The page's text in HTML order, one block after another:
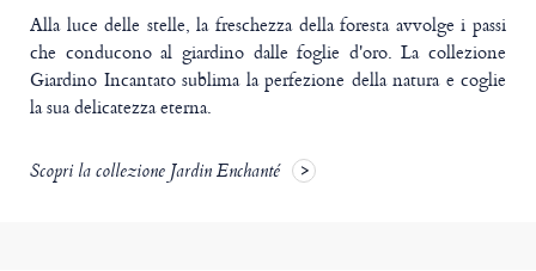
Alla luce delle stelle, la freschezza della foresta avvolge i passi
che conducono al giardino dalle foglie d'oro. La collezione
Giardino Incantato sublima la perfezione della natura e coglie
la sua delicatezza eterna.
Scopri la collezione Jardin Enchanté